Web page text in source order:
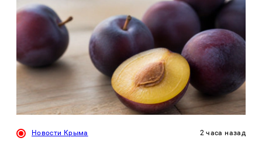
Новости Крыма 2 часа назад